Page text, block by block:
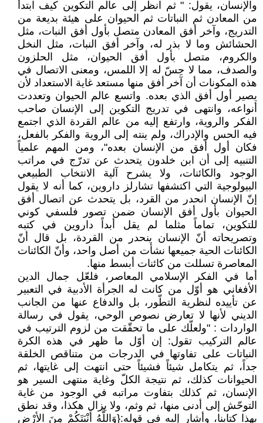
والإنسان، يقول: " ثم انظر إلى عالم التكوين كيف ابتدأ
من المعادن ثم النباتات ثم الحيوان على هيئة بديعة من
التدريج، وآخر أفق المعادن متصل بأول أفق النبات، مثل
الحشائش وما لا بذر له، وآخر أفق النبات، مثل النخل
والكروم، متصل بأول أفق الحيوان، مثل الحلزون
والصدف، مما لا حِسّ له إلا اللمس، ومعنى الاتصال في
هذه المكونات أن آخر أفق منها مستعد غاية الاستعداد لأن
يصير أول أفق الذي بعده. واتسع عالم الحيوان وتعددت
أنواعه، وانتهى في تدريج التكوين إلى الإنسان صاحب
الفكر والروية، وارتفع إليه من عالم القردة الذي اجتمع
فيه الحس والإدراك، ولم ينته إلى الروية والفكر بالفعل،
فكان أول أفق من الإنسان بعده"، ومن المهم علمياً
التنبيه إلى أن ابن خلدون يتحدث عن تدرّج في مراتب
الوجود والكائنات، ولا يشرح آلية الانتخاب الطبيعي
البيولوجية التي اكتشفها تشارلز داروين، كما أنه لا يقول
إنّ الإنسان انحدر من القرد، بل يتحدث عن اتصال أفق
الحيوان بأول أفق الإنسان ضمن تصور فلسفي كوني
للتكوين، تماماً مثلما لم يقل أبداً داروين في كتبه
وتصريحاته أنّ الإنسان ينحدر من القردة، بل قال أنّ
الكائنات الحية جميعها نشأت من أصل واحد، وأنّ الكائنات
المعاصرة تسللت من كائنات أبسط منها.
أما في الفكر الإسلامي المعاصر، فلعّل جمال الدين
الأفغاني هو أوّل من كانت له الجرأة الأدبية في التعبير
عن تأييده لنظرية التطّور، بل والدفاع عنها من الجانب
الديني لأنها لا تعارض نصوص الوحي، يقول في رسالة
الواردات : "ولعلّك على ما تحقّقت من لزوم الترتيب في
عالم التركيب تقول: إن أوّل ما ظهر في هذه الكرة
النباتات على تفاوتها في الدرجات من متناقص الخلقة
جداً، ثم يتكامل شيئاً فشيئاً حتى انتهت إلى غايتها، ثم
الحيوانات كذلك، ثم نتيجة الكلّ وغاية منتهى السير هو
الإنسان، ثم كذلك بتفاوت مراتبه في الوجود من غاية
التوحّش إلى أدنى منها، ثم وثم، ولا يزال هكذا، وقد نطق
بهذا كتابنا، وأشار إليه في قوله:{وَاللَّهُ أَنْبَتَكُمْ مِنَ الأرْضِ